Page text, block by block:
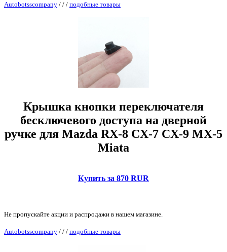
Autobotsscompany / / / подобные товары
Крышка кнопки переключателя
бесключевого доступа на дверной
ручке для Mazda RX-8 CX-7 CX-9 MX-5
Miata
Купить за 870 RUR
Не пропускайте акции и распродажи в нашем магазине.
Autobotsscompany / / / подобные товары